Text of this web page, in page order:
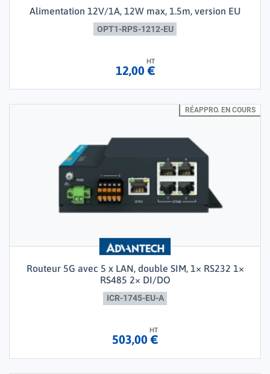
Alimentation 12V/1A, 12W max, 1.5m, version EU
OPT1-RPS-1212-EU
HT
12,00 €
RÉAPPRO. EN COURS
Routeur 5G avec 5 x LAN, double SIM, 1× RS232 1×
RS485 2× DI/DO
ICR-1745-EU-A
HT
503,00 €